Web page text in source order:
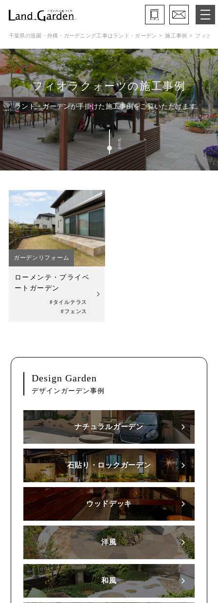
ランド・ガーデンとは
モデルガーデン
施工事例
保証と約束・ご理解いただきたい事
施工の流れ
よくある質問
会社概要
店舗案内
スタッフ紹介
プライバシーポリシー
サイトマップ
千葉県の造園・外構・ガーデニング工事はランド・ガーデン 施工事例 フィオ
フィオラクォーツの施工事例
ランド・ガーデンが手掛けた施工事例をご覧いただけます
Scroll
ガーデンリフォーム
ローメンテ・プライベ
ートガーデン
#タイルテラス
#フェンス
Design Garden
デザインガーデン事例
ナチュラルガーデン
石貼り・ロックガーデン
ウッドデッキ
洋風
和風